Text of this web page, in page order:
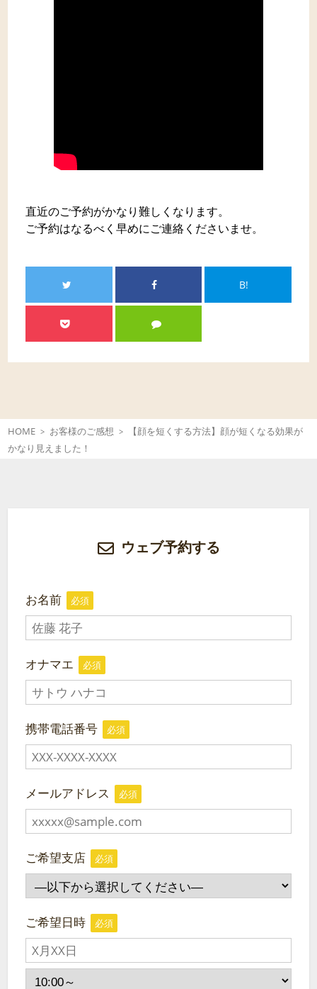
直近のご予約がかなり難しくなります。
ご予約はなるべく早めにご連絡くださいませ。
B!
HOME お客様のご感想
【顔を短くする方法】顔が短くなる効果が
かなり見えました！
ウェブ予約する
お名前 必須
オナマエ 必須
携帯電話番号 必須
メールアドレス 必須
ご希望支店 必須
ご希望日時 必須